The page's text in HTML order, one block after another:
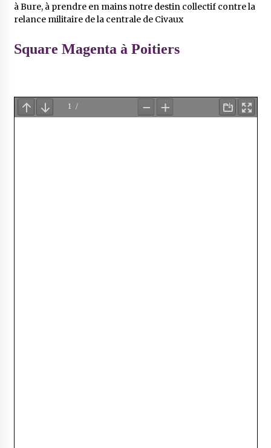
à Bure, à prendre en mains notre destin collectif contre la
relance militaire de la centrale de Civaux
Square Magenta à Poitiers